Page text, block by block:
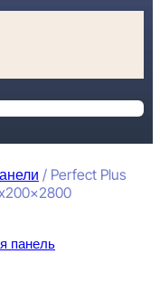
/ Perfect Plus